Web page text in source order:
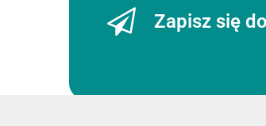
Zapisz się